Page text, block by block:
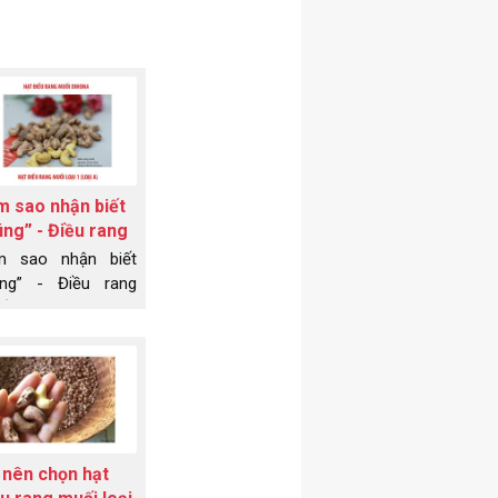
sao nhận biết
- Điều rang
Bình Phước?
sao nhận biết
- Điều rang
vị cho đến
lượng.
chọn hạt